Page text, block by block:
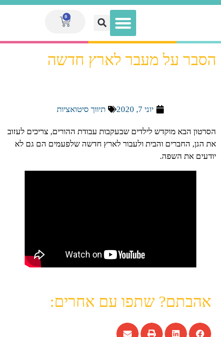
0
הסבר על מעבר לארץ חדשה
יוני 7, 2020 תיווך סיטואציות
הסרטון הבא מוקדש לילדים שבעקבות עבודת ההורים, צריכים לעזוב
את הגן, החברים והבית ולעבור לארץ חדשה שלפעמים הם גם לא
יודעים את השפה.
אהבתם? שתפו עם אחרים: